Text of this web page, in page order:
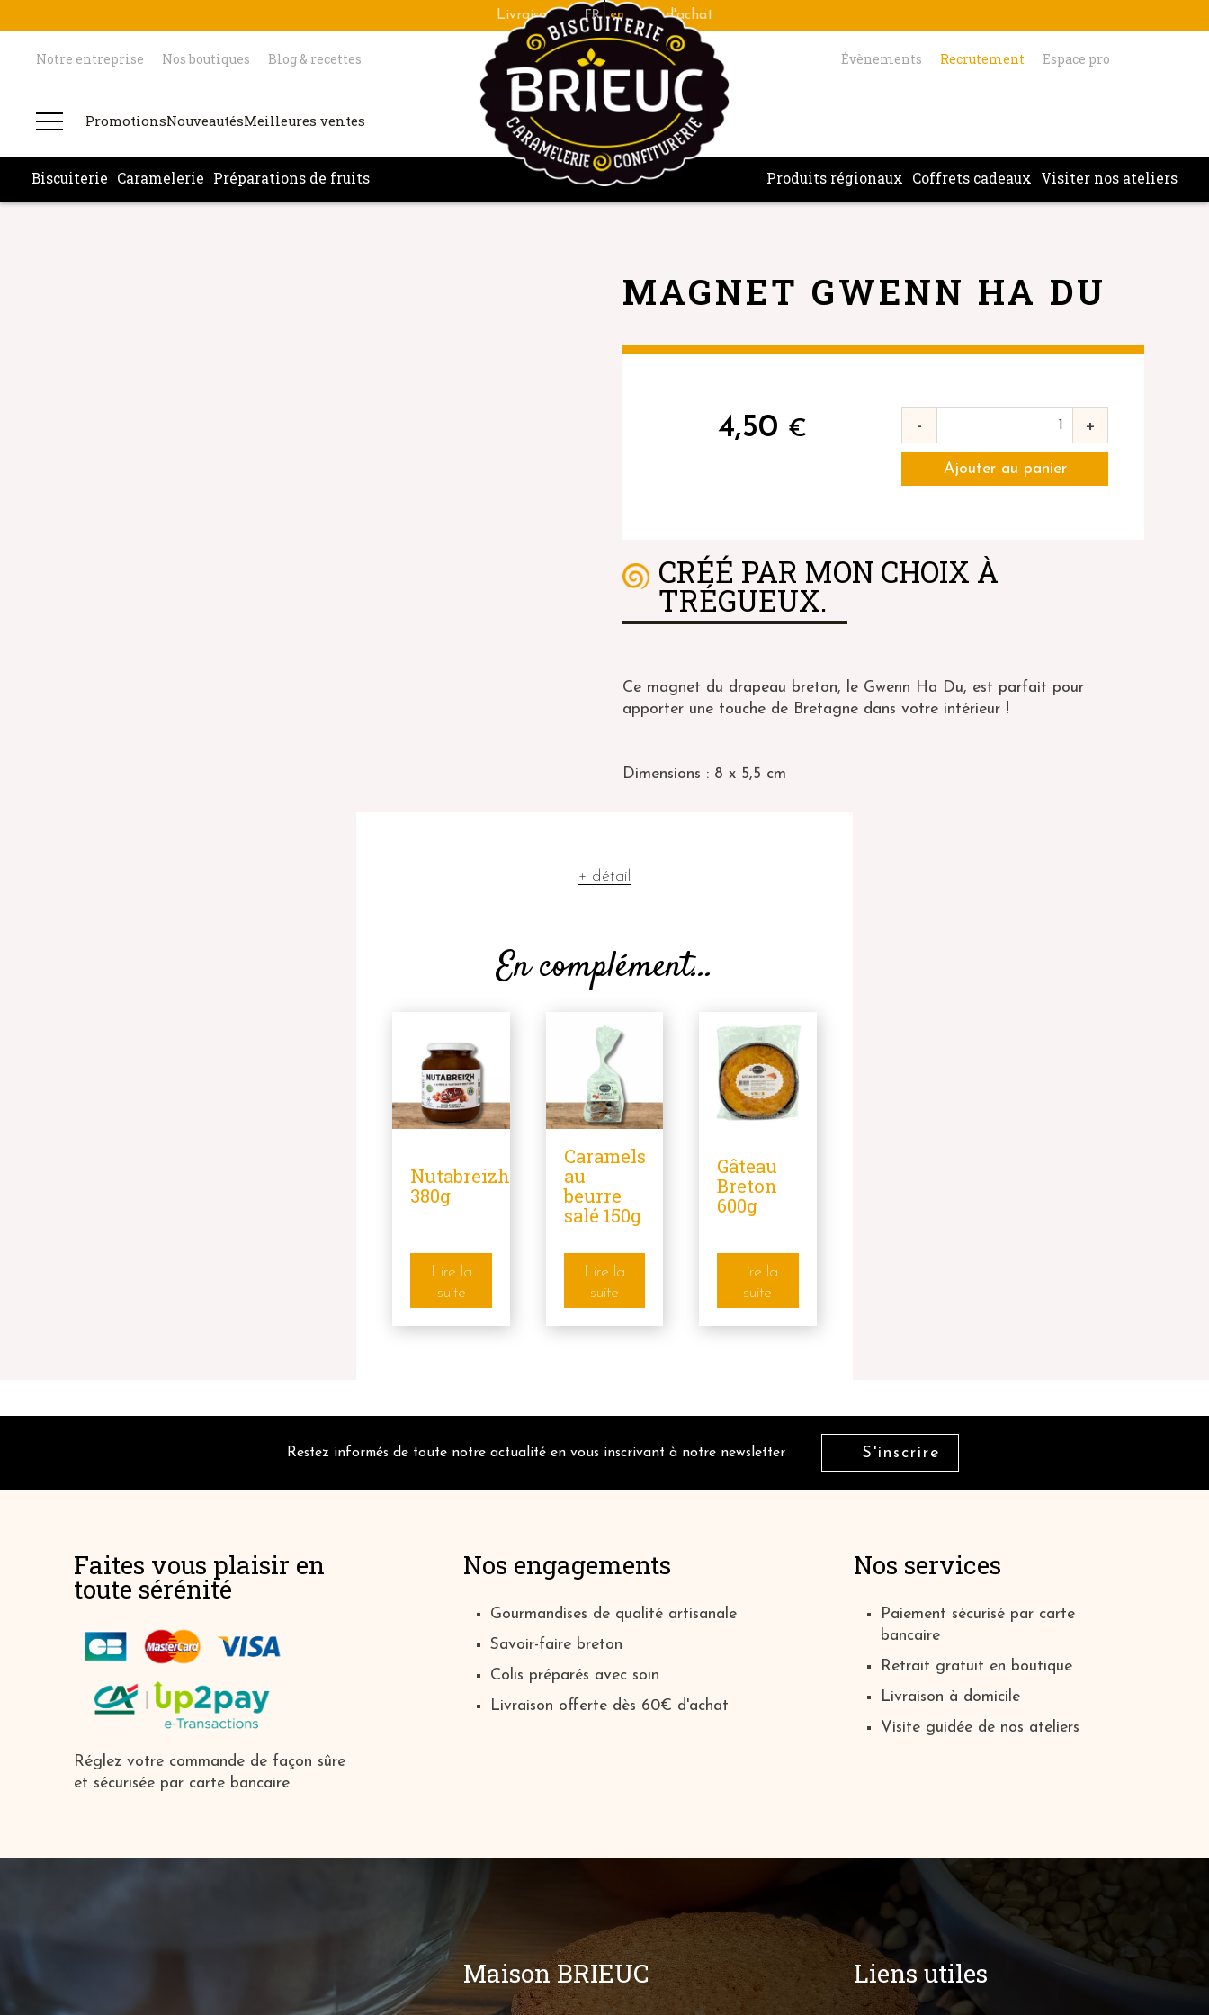
PromotionsNouveautésMeilleures ventes
FR en
Fabrication bretonne de qualité artisanale
Notre entreprise Nos boutiques Blog & recettes Évènements Recrutement Espace pro
Biscuiterie Caramelerie Préparations de fruits Produits régionaux Coffrets cadeaux Visiter nos ateliers
MAGNET GWENN HA DU
4,50 € - +
CRÉÉ PAR MON CHOIX À
TRÉGUEUX.
Ce magnet du drapeau breton, le Gwenn Ha Du, est parfait pour
apporter une touche de Bretagne dans votre intérieur !
Dimensions : 8 x 5,5 cm
+ détail
En complément...
Nutabreizh
380g
Lire la
suite
Caramels
au
beurre
salé 150g
Lire la
suite
Gâteau
Breton
600g
Lire la
suite
Restez informés de toute notre actualité en vous inscrivant à notre newsletter S'inscrire
Faites vous plaisir en
toute sérénité
Réglez votre commande de façon sûre
et sécurisée par carte bancaire.
Nos engagements
Gourmandises de qualité artisanale
Savoir-faire breton
Colis préparés avec soin
Livraison offerte dès 60€ d'achat
Nos services
Paiement sécurisé par carte
bancaire
Retrait gratuit en boutique
Livraison à domicile
Visite guidée de nos ateliers
Maison BRIEUC Liens utiles